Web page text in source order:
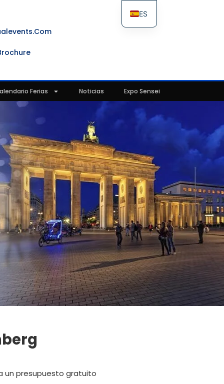
Ferias Noticias Expo Sensei
un presupuesto gratuito
ES
FR